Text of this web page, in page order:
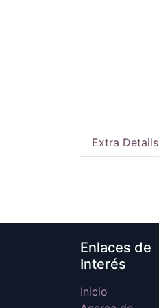
Extra Details
Enlaces de
Interés
Inicio